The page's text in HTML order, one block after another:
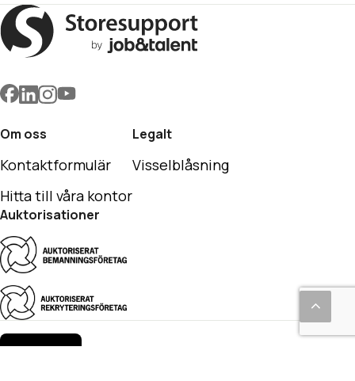
Om oss
Kontaktformulär
Hitta till våra kontor
Legalt
Visselblåsning
Auktorisationer
English